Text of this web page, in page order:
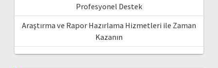
Profesyonel Destek
Araştırma ve Rapor Hazırlama Hizmetleri ile Zaman
Kazanın